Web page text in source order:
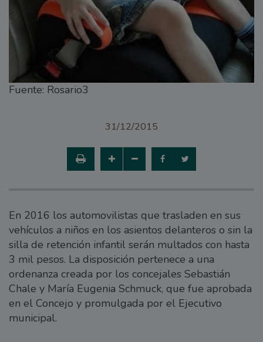
Fuente: Rosario3
31/12/2015
En 2016 los automovilistas que trasladen en sus
vehículos a niños en los asientos delanteros o sin la
silla de retención infantil serán multados con hasta
3 mil pesos. La disposición pertenece a una
ordenanza creada por los concejales Sebastián
Chale y María Eugenia Schmuck, que fue aprobada
en el Concejo y promulgada por el Ejecutivo
municipal.